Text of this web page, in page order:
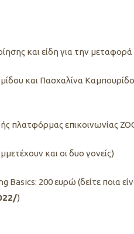
και είδη για την μεταφορά
και Πασχαλίνα
πλατφόρμας επικοινωνίας
και οι δυο γονείς)
200 ευρώ (δείτε ποια
)